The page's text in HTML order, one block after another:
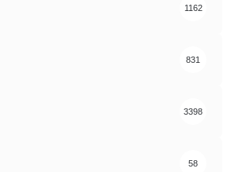
1162
831
3398
58